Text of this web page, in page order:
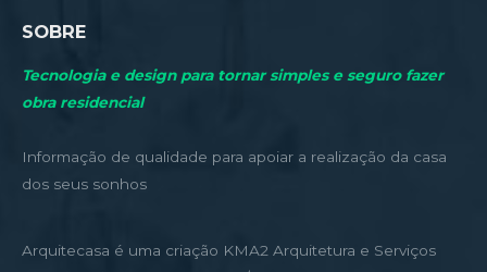
SOBRE
Tecnologia e design para tornar simples e seguro fazer
obra residencial
Informação de qualidade para apoiar a realização da casa
dos seus sonhos
Arquitecasa é uma criação KMA2 Arquitetura e Serviços